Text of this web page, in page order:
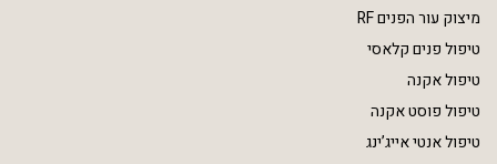
מיצוק עור הפנים RF
טיפול פנים קלאסי
טיפול אקנה
טיפול פוסט אקנה
טיפול אנטי אייג’ינג